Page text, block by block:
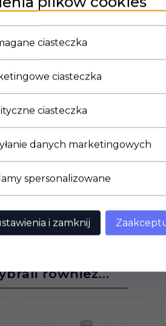
gwint M7.
korpus potencjometru jest osłonięty
również...
ciasteczka
ciasteczka
ciasteczka
danych marketingowych
spersonalizowane
i zamknij